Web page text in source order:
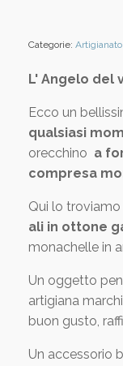
Categorie:
L' Angelo del
Ecco un
qualsiasi
orecchino a
compresa
Qui lo troviamo
ali in ottone
monachelle in
Un oggetto
artigiana
buon gusto,
Un accessorio